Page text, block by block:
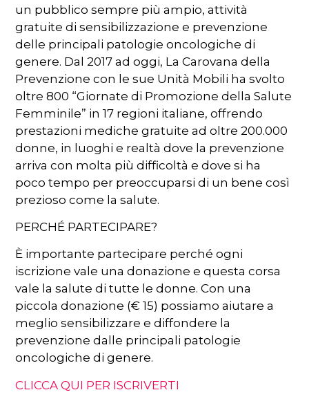
un pubblico sempre più ampio, attività
gratuite di sensibilizzazione e prevenzione
delle principali patologie oncologiche di
genere. Dal 2017 ad oggi, La Carovana della
Prevenzione con le sue Unità Mobili ha svolto
oltre 800 “Giornate di Promozione della Salute
Femminile” in 17 regioni italiane, offrendo
prestazioni mediche gratuite ad oltre 200.000
donne, in luoghi e realtà dove la prevenzione
arriva con molta più difficoltà e dove si ha
poco tempo per preoccuparsi di un bene così
prezioso come la salute.
PERCHÉ PARTECIPARE?
È importante partecipare perché ogni
iscrizione vale una donazione e questa corsa
vale la salute di tutte le donne. Con una
piccola donazione (€ 15) possiamo aiutare a
meglio sensibilizzare e diffondere la
prevenzione dalle principali patologie
oncologiche di genere.
CLICCA QUI PER ISCRIVERTI